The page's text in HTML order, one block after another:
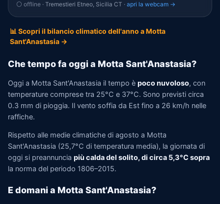
⚪ offline · Tremestieri Etneo, Sicilia CT · apri la webcam →
📊 Scopri il bilancio climatico dell'anno a Motta
Sant'Anastasia →
Che tempo fa oggi a Motta Sant'Anastasia?
Oggi a Motta Sant'Anastasia il tempo è poco nuvoloso, con
temperature comprese tra 25°C e 37°C. Sono previsti circa
0.3 mm di pioggia. Il vento soffia da Est fino a 26 km/h nelle
raffiche.
Rispetto alle medie climatiche di agosto a Motta
Sant'Anastasia (25,7°C di temperatura media), la giornata di
oggi si preannuncia più calda del solito, di circa 5,3°C sopra
la norma del periodo 1806–2015.
E domani a Motta Sant'Anastasia?